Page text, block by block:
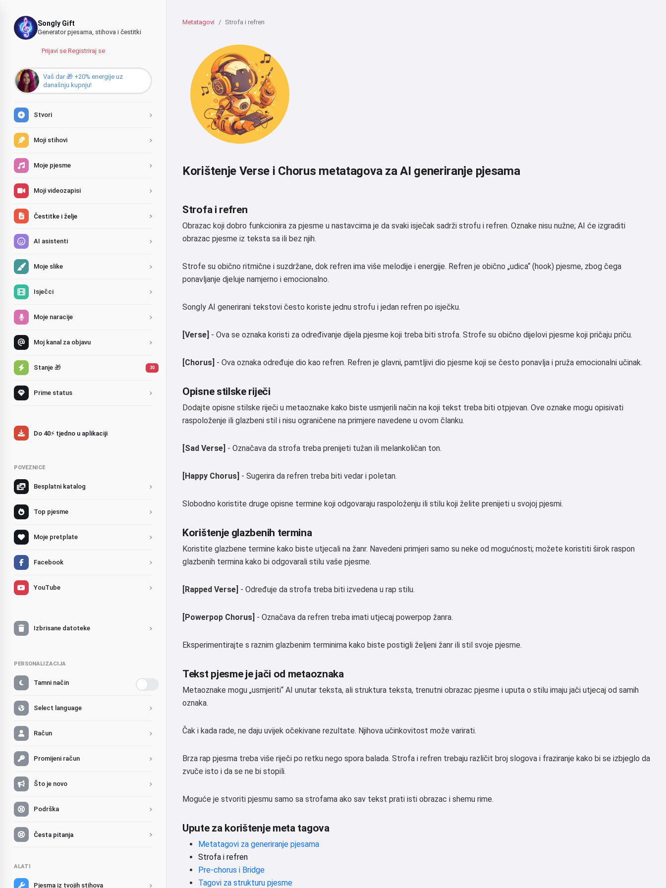
Songly Gift
Generator pjesama, stihova i čestitki
Prijavi se·Registriraj se
Vaš dar 🎁 +20% energije uz
današnju kupnju!
Stvori
Moji stihovi
Moje pjesme
Moji videozapisi
Čestitke i želje
AI asistenti
Moje slike
Isječci
Moje naracije
Moj kanal za objavu
Stanje 🎁 30
Prime status
Do 40⚡ tjedno u aplikaciji
POVEZNICE
Besplatni katalog
Top pjesme
Moje pretplate
Facebook
YouTube
Izbrisane datoteke
PERSONALIZACIJA
Tamni način
Select language
Račun
Promijeni račun
Što je novo
Podrška
Česta pitanja
ALATI
Pjesma iz tvojih stihova
Metatagovi Strofa i refren
Korištenje Verse i Chorus metatagova za AI generiranje pjesama
Strofa i refren
Obrazac koji dobro funkcionira za pjesme u nastavcima je da svaki isječak sadrži strofu i refren. Oznake nisu nužne; AI će izgraditi
obrazac pjesme iz teksta sa ili bez njih.
Strofe su obično ritmične i suzdržane, dok refren ima više melodije i energije. Refren je obično „udica“ (hook) pjesme, zbog čega
ponavljanje djeluje namjerno i emocionalno.
Songly AI generirani tekstovi često koriste jednu strofu i jedan refren po isječku.
[Verse] - Ova se oznaka koristi za određivanje dijela pjesme koji treba biti strofa. Strofe su obično dijelovi pjesme koji pričaju priču.
[Chorus] - Ova oznaka određuje dio kao refren. Refren je glavni, pamtljivi dio pjesme koji se često ponavlja i pruža emocionalni učinak.
Opisne stilske riječi
Dodajte opisne stilske riječi u metaoznake kako biste usmjerili način na koji tekst treba biti otpjevan. Ove oznake mogu opisivati
raspoloženje ili glazbeni stil i nisu ograničene na primjere navedene u ovom članku.
[Sad Verse] - Označava da strofa treba prenijeti tužan ili melankoličan ton.
[Happy Chorus] - Sugerira da refren treba biti vedar i poletan.
Slobodno koristite druge opisne termine koji odgovaraju raspoloženju ili stilu koji želite prenijeti u svojoj pjesmi.
Korištenje glazbenih termina
Koristite glazbene termine kako biste utjecali na žanr. Navedeni primjeri samo su neke od mogućnosti; možete koristiti širok raspon
glazbenih termina kako bi odgovarali stilu vaše pjesme.
[Rapped Verse] - Određuje da strofa treba biti izvedena u rap stilu.
[Powerpop Chorus] - Označava da refren treba imati utjecaj powerpop žanra.
Eksperimentirajte s raznim glazbenim terminima kako biste postigli željeni žanr ili stil svoje pjesme.
Tekst pjesme je jači od metaoznaka
Metaoznake mogu „usmjeriti“ AI unutar teksta, ali struktura teksta, trenutni obrazac pjesme i uputa o stilu imaju jači utjecaj od samih
oznaka.
Čak i kada rade, ne daju uvijek očekivane rezultate. Njihova učinkovitost može varirati.
Brza rap pjesma treba više riječi po retku nego spora balada. Strofa i refren trebaju različit broj slogova i fraziranje kako bi se izbjeglo da
zvuče isto i da se ne bi stopili.
Moguće je stvoriti pjesmu samo sa strofama ako sav tekst prati isti obrazac i shemu rime.
Upute za korištenje meta tagova
Metatagovi za generiranje pjesama
Strofa i refren
Pre-chorus i Bridge
Tagovi za strukturu pjesme
Mogu stvarati pjesme, pisati
stihove i čestitke 🥰
Prihvaćam: Uvjeti pružanja usluge,